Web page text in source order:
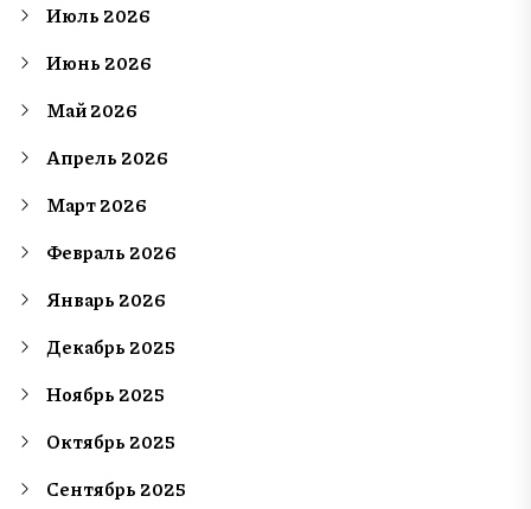
Июль 2026
Июнь 2026
Май 2026
Апрель 2026
Март 2026
Февраль 2026
Январь 2026
Декабрь 2025
Ноябрь 2025
Октябрь 2025
Сентябрь 2025